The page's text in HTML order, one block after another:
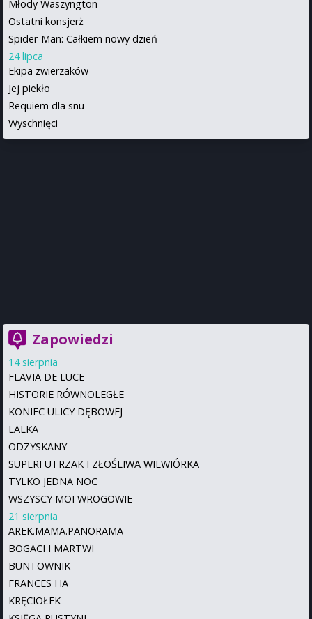
Młody Waszyngton
Ostatni konsjerż
Spider-Man: Całkiem nowy dzień
24 lipca
Ekipa zwierzaków
Jej piekło
Requiem dla snu
Wyschnięci
Zapowiedzi
14 sierpnia
FLAVIA DE LUCE
HISTORIE RÓWNOLEGŁE
KONIEC ULICY DĘBOWEJ
LALKA
ODZYSKANY
SUPERFUTRZAK I ZŁOŚLIWA WIEWIÓRKA
TYLKO JEDNA NOC
WSZYSCY MOI WROGOWIE
21 sierpnia
AREK.MAMA.PANORAMA
BOGACI I MARTWI
BUNTOWNIK
FRANCES HA
KRĘCIOŁEK